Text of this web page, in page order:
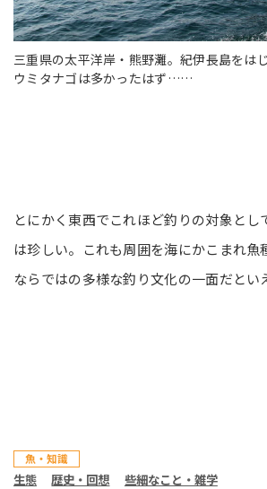
三重県の太平洋岸・熊野灘。紀伊長島をは
ウミタナゴは多かったはず……
とにかく東西でこれほど釣りの対象とし
は珍しい。これも周囲を海にかこまれ魚
ならではの多様な釣り文化の一面だとい
魚・知識
生態 歴史・回想 些細なこと・雑学